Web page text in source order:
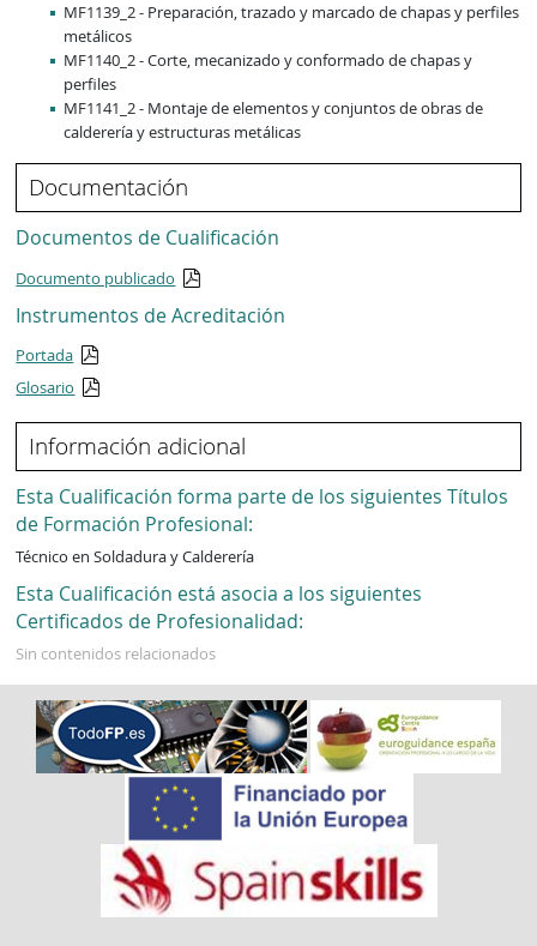
MF1139_2 - Preparación, trazado y marcado de chapas y perfiles
metálicos
MF1140_2 - Corte, mecanizado y conformado de chapas y
perfiles
MF1141_2 - Montaje de elementos y conjuntos de obras de
calderería y estructuras metálicas
Documentación
Documentos de Cualificación
Documento publicado
Instrumentos de Acreditación
Portada
Glosario
Información adicional
Esta Cualificación forma parte de los siguientes Títulos
de Formación Profesional:
Técnico en Soldadura y Calderería
Esta Cualificación está asocia a los siguientes
Certificados de Profesionalidad:
Sin contenidos relacionados